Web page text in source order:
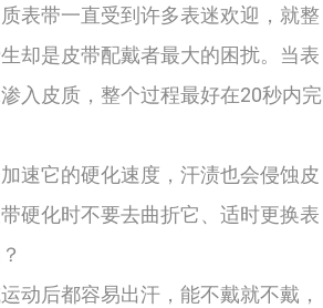
表带一直受到许多表迷欢迎，就整
却是皮带配戴者最大的困扰。当表
入皮质，整个过程最好在20秒内完
速它的硬化速度，汗渍也会侵蚀皮
硬化时不要去曲折它、适时更换表
后都容易出汗，能不戴就不戴，